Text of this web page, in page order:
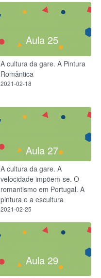
Aula 25
A cultura da gare. A Pintura
Romântica
2021-02-18
Aula 27
A cultura da gare. A
velocidade impõem-se. O
romantismo em Portugal. A
pintura e a escultura
2021-02-25
Aula 29